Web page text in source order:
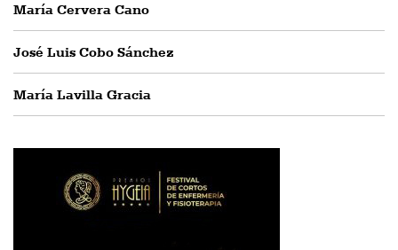
María Cervera Cano
José Luis Cobo Sánchez
María Lavilla Gracia